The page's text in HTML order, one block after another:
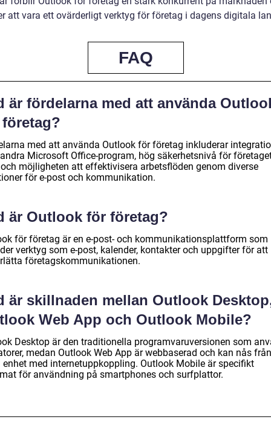
att vara ett ovärderligt verktyg för företag i dagens digitala
FAQ
är fördelarna med att använda
med att använda Outlook för företag inkluderar
Microsoft Office-program, hög säkerhetsnivå för
möjligheten att effektivisera arbetsflöden genom diverse
för e-post och kommunikation.
är Outlook för företag?
för företag är en e-post- och kommunikationsplattform som
verktyg som e-post, kalender, kontakter och uppgifter för att
företagskommunikationen.
är skillnaden mellan Outlook
Web App och Outlook Mobile?
Desktop är den traditionella programvaruversionen som
medan Outlook Web App är webbaserad och kan nås från
med internetuppkoppling. Outlook Mobile är specifikt
för användning på smartphones och surfplattor.